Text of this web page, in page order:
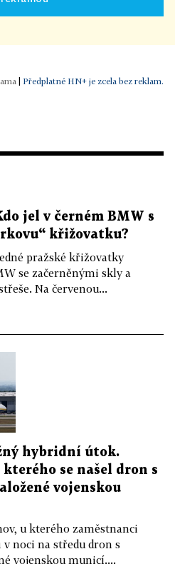
Předplatné HN+ je zcela bez reklam.
jel v černém BMW s
křižovatku?
pražské křižovatky
se začerněnými skly a
Na červenou...
hybridní útok.
se našel dron s
vojenskou
u kterého zaměstnanci
noci na středu dron s
vojenskou municí....